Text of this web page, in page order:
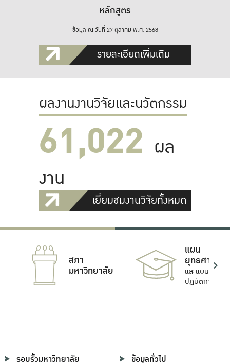
หลักสูตร
ข้อมูล ณ วันที่ 27 ตุลาคม พ.ศ. 2568
รายละเอียดเพิ่มเติม
ผลงานงานวิจัยและนวัตกรรม
61,022 ผล
งาน
เยี่ยมชมงานวิจัยทั้งหมด
สภา
มหาวิทยาลัย
แผน
ยุทธศาสตร์
และแผน
ปฏิบัติการ
รอบรั้วมหาวิทยาลัย ข้อมูลทั่วไป